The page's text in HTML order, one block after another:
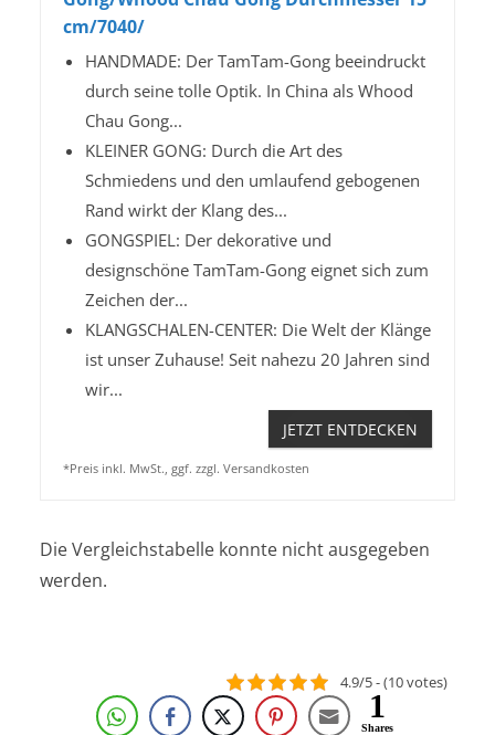
cm/7040/
HANDMADE: Der TamTam-Gong beeindruckt
durch seine tolle Optik. In China als Whood
Chau Gong...
KLEINER GONG: Durch die Art des
Schmiedens und den umlaufend gebogenen
Rand wirkt der Klang des...
GONGSPIEL: Der dekorative und
designschöne TamTam-Gong eignet sich zum
Zeichen der...
KLANGSCHALEN-CENTER: Die Welt der Klänge
ist unser Zuhause! Seit nahezu 20 Jahren sind
wir...
JETZT ENTDECKEN
*Preis inkl. MwSt., ggf. zzgl. Versandkosten
Die Vergleichstabelle konnte nicht ausgegeben
werden.
4.9/5 - (10 votes)
1
Shares